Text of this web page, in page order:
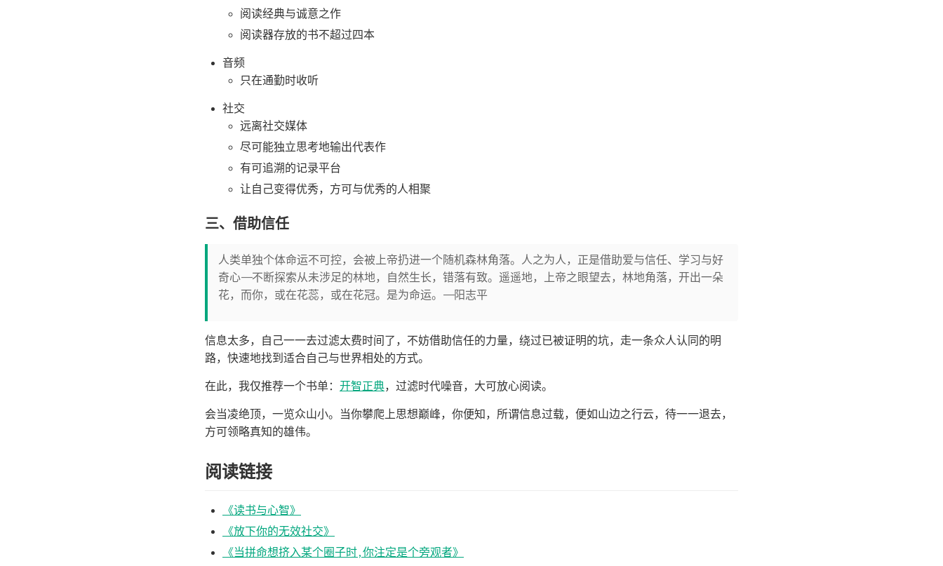
阅读经典与诚意之作
阅读器存放的书不超过四本
音频
只在通勤时收听
社交
远离社交媒体
尽可能独立思考地输出代表作
有可追溯的记录平台
让自己变得优秀，方可与优秀的人相聚
三、借助信任
人类单独个体命运不可控，会被上帝扔进一个随机森林角落。人之为人，正是借助爱与信任、学习与好
奇心——不断探索从未涉足的林地，自然生长，错落有致。遥遥地，上帝之眼望去，林地角落，开出一朵
花，而你，或在花蕊，或在花冠。是为命运。——阳志平
信息太多，自己一一去过滤太费时间了，不妨借助信任的力量，绕过已被证明的坑，走一条众人认同的明
路，快速地找到适合自己与世界相处的方式。
在此，我仅推荐一个书单： 开智正典，过滤时代噪音，大可放心阅读。
会当凌绝顶，一览众山小。当你攀爬上思想巅峰，你便知，所谓信息过载，便如山边之行云，待一一退去，
方可领略真知的雄伟。
阅读链接
《读书与心智》
《放下你的无效社交》
《当拼命想挤入某个圈子时,你注定是个旁观者》